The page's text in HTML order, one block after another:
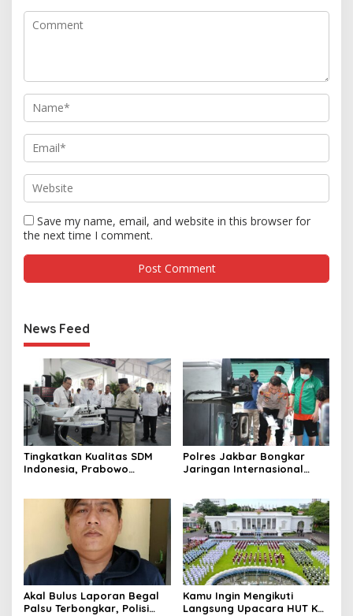
Save my name, email, and website in this browser for
the next time I comment.
News Feed
Tingkatkan Kualitas SDM
Indonesia, Prabowo
Terbaik Dunia
Polres Jakbar Bongkar
Jaringan Internasional
Diringkus dan Barang Bukti
1,1 Ton Rp119 Miliar
Dimusnahkan
Akal Bulus Laporan Begal
Palsu Terbongkar, Polisi
Kamu Ingin Mengikuti
Langsung Upacara HUT Ke-